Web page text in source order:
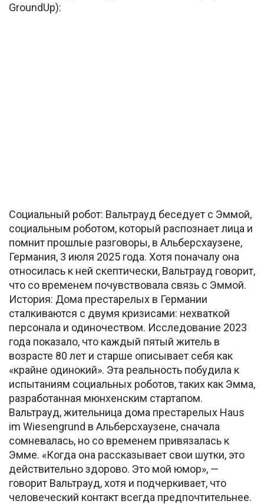
GroundUp):
Социальный робот: Вальтрауд беседует с Эммой,
социальным роботом, который распознает лица и
помнит прошлые разговоры, в Альберсхаузене,
Германия, 3 июля 2025 года. Хотя поначалу она
относилась к ней скептически, Вальтрауд говорит,
что со временем почувствовала связь с Эммой.
История: Дома престарелых в Германии
сталкиваются с двумя кризисами: нехваткой
персонала и одиночеством. Исследование 2023
года показало, что каждый пятый житель в
возрасте 80 лет и старше описывает себя как
«крайне одинокий». Эта реальность побудила к
испытаниям социальных роботов, таких как Эмма,
разработанная мюнхенским стартапом.
Вальтрауд, жительница дома престарелых Haus
im Wiesengrund в Альберсхаузене, сначала
сомневалась, но со временем привязалась к
Эмме. «Когда она рассказывает свои шутки, это
действительно здорово. Это мой юмор», —
говорит Вальтрауд, хотя и подчеркивает, что
человеческий контакт всегда предпочтительнее.